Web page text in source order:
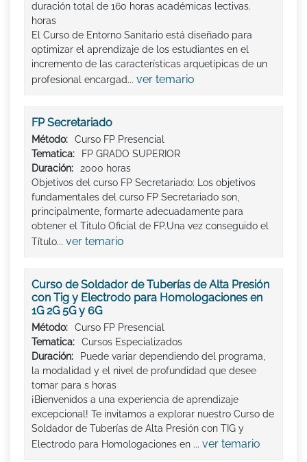
duración total de 160 horas académicas lectivas.
horas
El Curso de Entorno Sanitario está diseñado para
optimizar el aprendizaje de los estudiantes en el
incremento de las características arquetípicas de un
profesional encargad... ver temario
FP Secretariado
Método:
Curso FP Presencial
Tematica:
FP GRADO SUPERIOR
Duración:
2000 horas
Objetivos del curso FP Secretariado: Los objetivos
fundamentales del curso FP Secretariado son,
principalmente, formarte adecuadamente para
obtener el Titulo Oficial de FP.Una vez conseguido el
Título... ver temario
Curso de Soldador de Tuberías de Alta Presión
con Tig y Electrodo para Homologaciones en
1G 2G 5G y 6G
Método:
Curso FP Presencial
Tematica:
Cursos Especializados
Duración:
Puede variar dependiendo del programa,
la modalidad y el nivel de profundidad que desee
tomar para s horas
¡Bienvenidos a una experiencia de aprendizaje
excepcional! Te invitamos a explorar nuestro Curso de
Soldador de Tuberías de Alta Presión con TIG y
Electrodo para Homologaciones en ... ver temario